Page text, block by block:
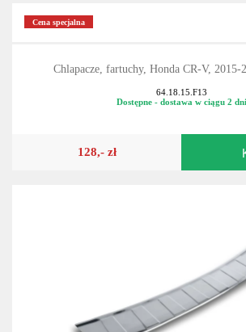
Cena specjalna
Chlapacze, fartuchy, Honda CR-V, 2015-
64.18.15.F13
Dostępne - dostawa w ciągu 2 dni
128,- zł